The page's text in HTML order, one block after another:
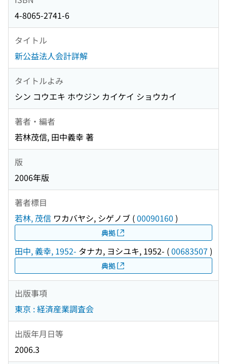
4-8065-2741-6
タイトル
新公益法人会計詳解
タイトルよみ
シン コウエキ ホウジン カイケイ ショウカイ
著者・編者
若林茂信, 田中義幸 著
版
2006年版
著者標目
若林, 茂信 ワカバヤシ, シゲノブ (00090160 )
典拠
田中, 義幸, 1952- タナカ, ヨシユキ, 1952- (00683507 )
典拠
出版事項
東京 : 経済産業調査会
出版年月日等
2006.3